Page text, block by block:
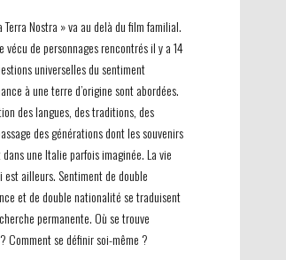
Terra Nostra » va au delà du film familial.
vécu de personnages rencontrés il y a 14
universelles du sentiment
à une terre d’origine sont abordées.
des langues, des traditions, des
des générations dont les souvenirs
une Italie parfois imaginée. La vie
est ailleurs. Sentiment de double
et de double nationalité se traduisent
permanente. Où se trouve
Comment se définir soi-même ?